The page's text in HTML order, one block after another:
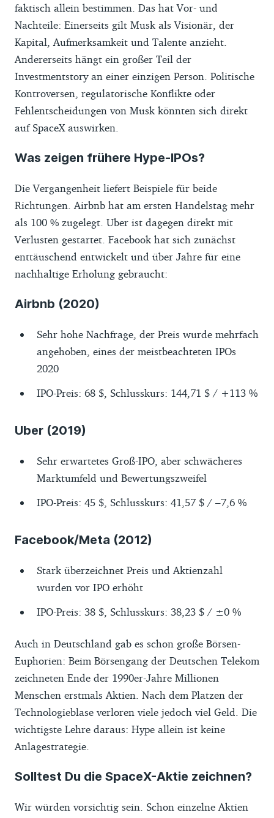
faktisch allein bestimmen. Das hat Vor- und
Nachteile: Einerseits gilt Musk als Visionär, der
Kapital, Aufmerksamkeit und Talente anzieht.
Andererseits hängt ein großer Teil der
Investmentstory an einer einzigen Person. Politische
Kontroversen, regulatorische Konflikte oder
Fehlentscheidungen von Musk könnten sich direkt
auf SpaceX auswirken.
Was zeigen frühere Hype-IPOs?
Die Vergangenheit liefert Beispiele für beide
Richtungen. Airbnb hat am ersten Handelstag mehr
als 100 % zugelegt. Uber ist dagegen direkt mit
Verlusten gestartet. Facebook hat sich zunächst
enttäuschend entwickelt und über Jahre für eine
nachhaltige Erholung gebraucht:
Airbnb (2020)
Sehr hohe Nachfrage, der Preis wurde mehrfach
angehoben, eines der meistbeachteten IPOs
2020
IPO-Preis: 68 $, Schlusskurs: 144,71 $ / +113 %
Uber (2019)
Sehr erwartetes Groß-IPO, aber schwächeres
Marktumfeld und Bewertungszweifel
IPO-Preis: 45 $, Schlusskurs: 41,57 $ / –7,6 %
Facebook/Meta (2012)
Stark überzeichnet Preis und Aktienzahl
wurden vor IPO erhöht
IPO-Preis: 38 $, Schlusskurs: 38,23 $ / ±0 %
Auch in Deutschland gab es schon große Börsen-
Euphorien: Beim Börsengang der Deutschen Telekom
zeichneten Ende der 1990er-Jahre Millionen
Menschen erstmals Aktien. Nach dem Platzen der
Technologieblase verloren viele jedoch viel Geld. Die
wichtigste Lehre daraus: Hype allein ist keine
Anlagestrategie.
Solltest Du die SpaceX-Aktie zeichnen?
Wir würden vorsichtig sein. Schon einzelne Aktien